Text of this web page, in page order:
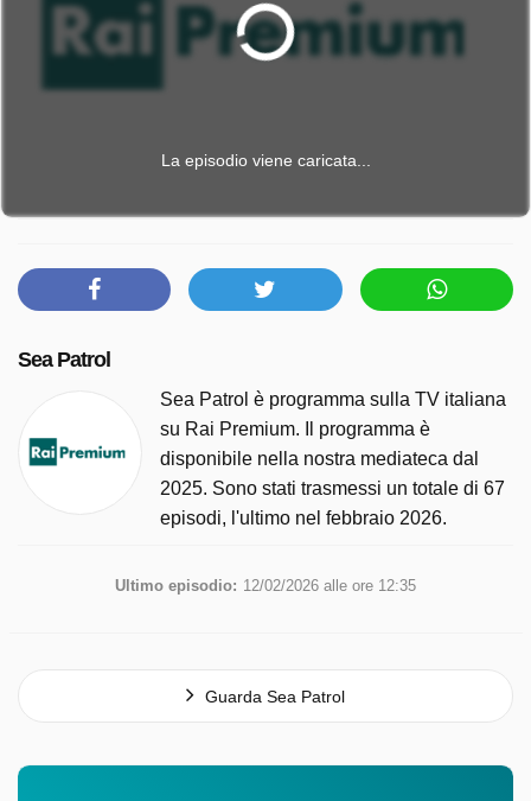
La episodio viene caricata...
Sea Patrol
Sea Patrol è programma sulla TV italiana
su Rai Premium. Il programma è
disponibile nella nostra mediateca dal
2025. Sono stati trasmessi un totale di 67
episodi, l'ultimo nel febbraio 2026.
Ultimo episodio: 12/02/2026 alle ore 12:35
Guarda Sea Patrol